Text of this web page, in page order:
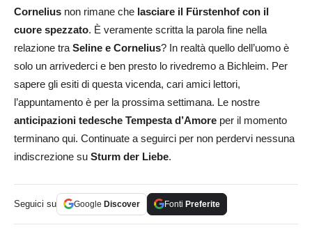
Cornelius non rimane che lasciare il Fürstenhof con il
cuore spezzato. È veramente scritta la parola fine nella
relazione tra Seline e Cornelius? In realtà quello dell’uomo è
solo un arrivederci e ben presto lo rivedremo a Bichleim. Per
sapere gli esiti di questa vicenda, cari amici lettori,
l’appuntamento è per la prossima settimana. Le nostre
anticipazioni tedesche Tempesta d’Amore per il momento
terminano qui. Continuate a seguirci per non perdervi nessuna
indiscrezione su Sturm der Liebe.
Seguici su Google Discover Fonti Preferite